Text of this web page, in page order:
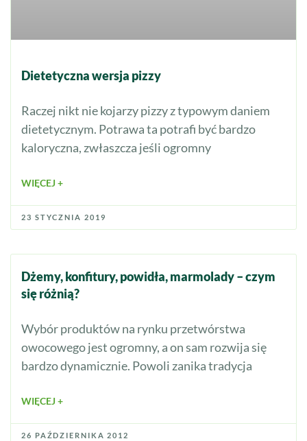
Dietetyczna wersja pizzy
Raczej nikt nie kojarzy pizzy z typowym daniem
dietetycznym. Potrawa ta potrafi być bardzo
kaloryczna, zwłaszcza jeśli ogromny
WIĘCEJ +
23 STYCZNIA 2019
Dżemy, konfitury, powidła, marmolady – czym
się różnią?
Wybór produktów na rynku przetwórstwa
owocowego jest ogromny, a on sam rozwija się
bardzo dynamicznie. Powoli zanika tradycja
WIĘCEJ +
26 PAŹDZIERNIKA 2012